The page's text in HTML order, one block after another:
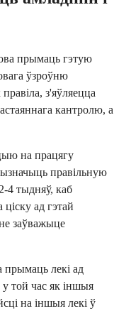
прымаць гэтую
ўзроўню
з'яўляецца
кантролю, а
на працягу
правільную
4 тыдняў, каб
ад гэтай
заўважыце
лекі ад
той час як іншыя
на іншыя лекі ў